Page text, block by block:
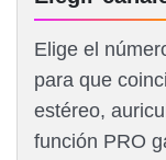
Elige el
para que
estéreo,
función PRO